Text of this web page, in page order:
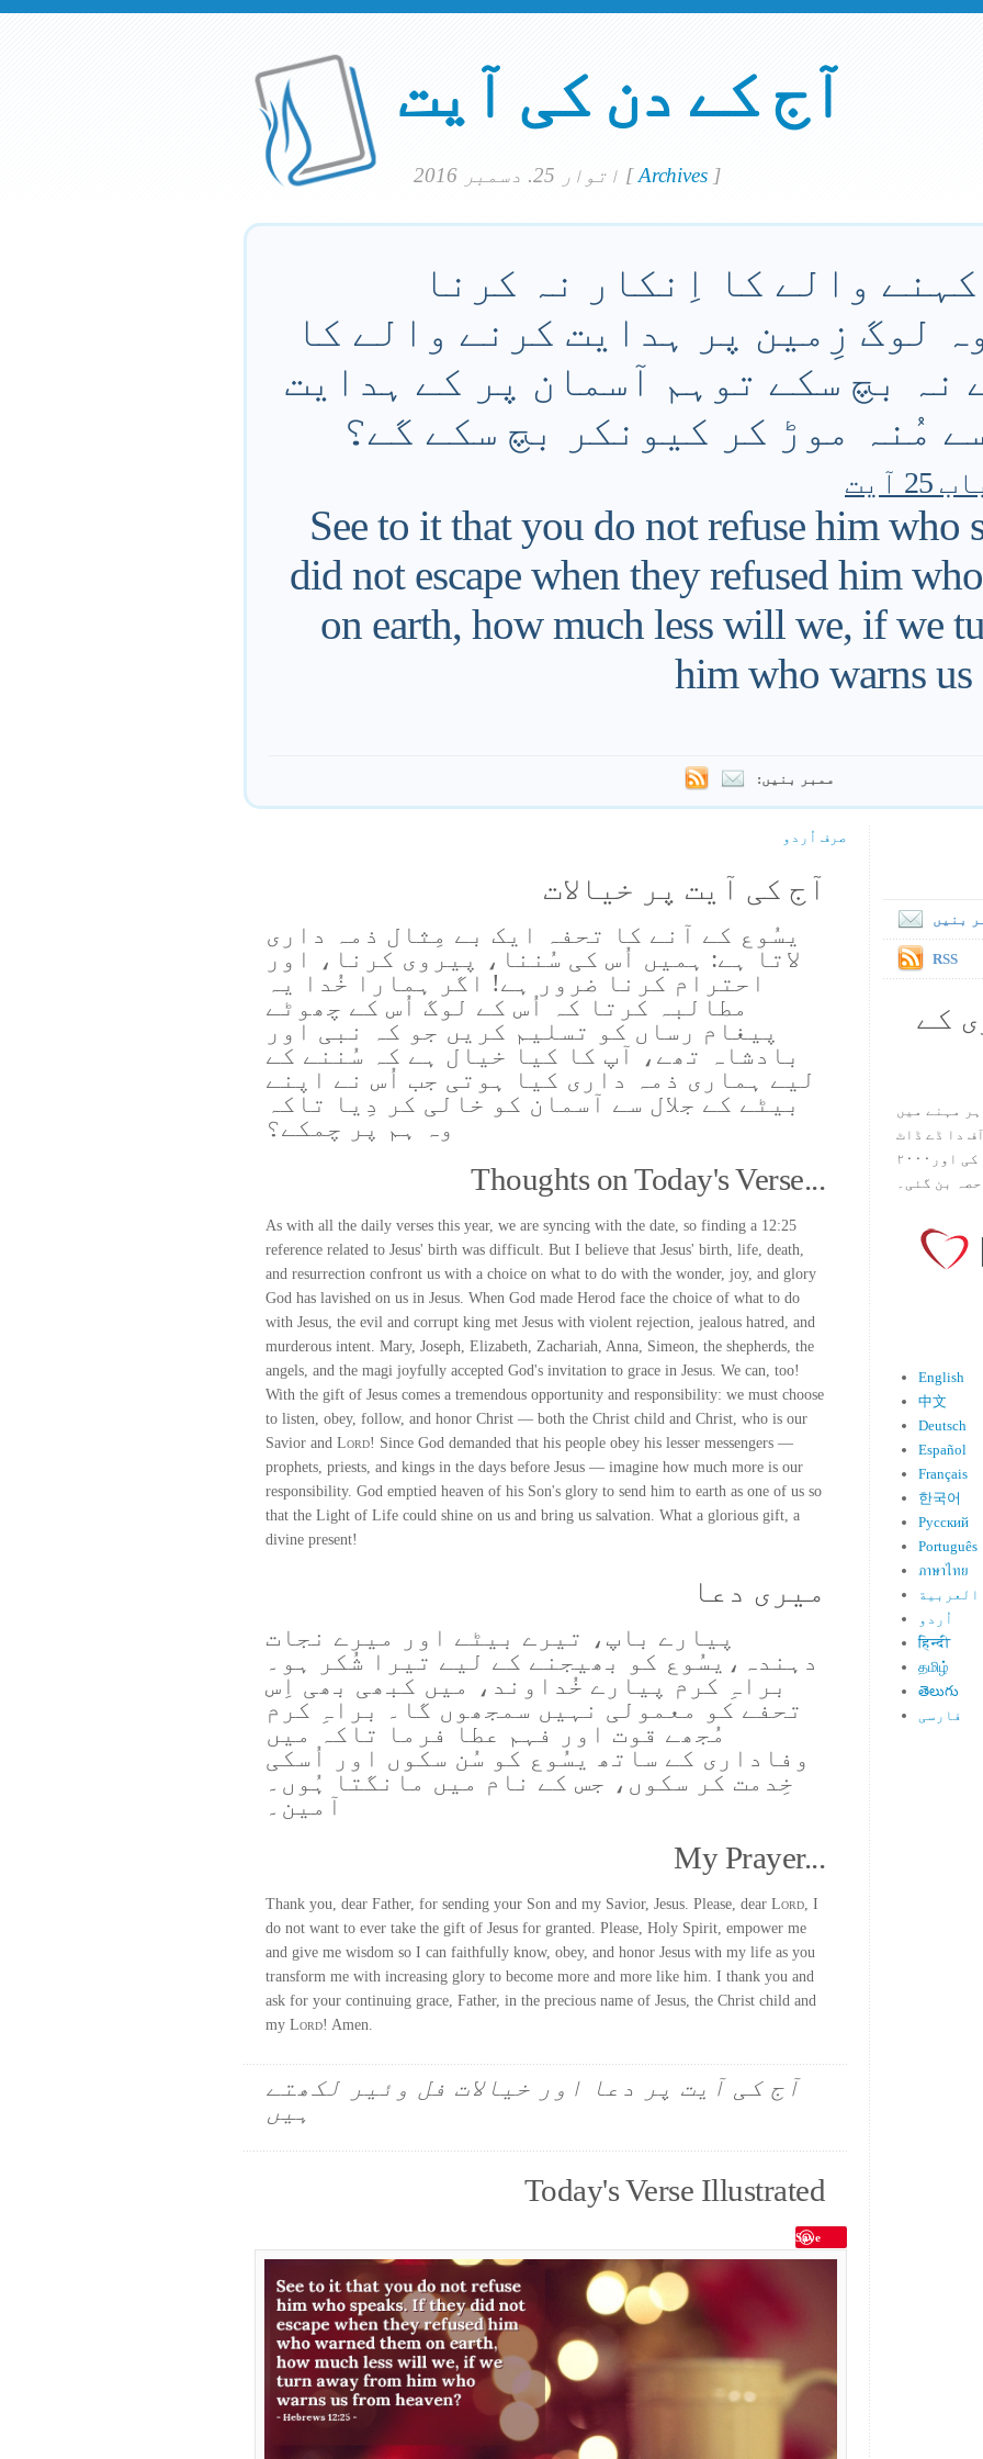
آج کے دن کی آیت
[Archives]
والے کا اِنکار نہ کرنا
لوگ زِمین پر ہدایت کرنے والے کا
نہ بچ سکے توہم آسمان پر کے ہدایت
مُنہ موڑ کر کیونکر بچ سکے گے؟
See to it that you do not refuse him who
did not escape when they refused him
on earth, how much less will we, if we
him who warns us
ممبر بنیں:
صرف اُردو
آج کی آیت پر خیالات
یسُوع کے آنے کا تحفہ ایک بے مِثال ذمہ داری
لاتا ہے: ہمیں اُس کی سُننا، پیروی کرنا، اور
احترام کرنا ضرور ہے! اگر ہمارا خُدا یہ
مطالبہ کرتا کہ اُس کے لوگ اُس کے چھوٹے
پیغام رساں کو تسلیم کریں جو کہ نبی اور
بادشاہ تھے، آپ کا کیا خیال ہے کہ سُننے کے
لیے ہماری ذمہ داری کیا ہوتی جب اُس نے اپنے
بیٹے کے جلال سے آسمان کو خالی کر دِیا تاکہ
وہ ہم پر چمکے؟
Thoughts on Today's Verse...
As with all the daily verses this year, we are syncing with the date, so finding a 12:25
reference related to Jesus' birth was difficult. But I believe that Jesus' birth, life, death,
and resurrection confront us with a choice on what to do with the wonder, joy, and glory
God has lavished on us in Jesus. When God made Herod face the choice of what to do
with Jesus, the evil and corrupt king met Jesus with violent rejection, jealous hatred, and
murderous intent. Mary, Joseph, Elizabeth, Zachariah, Anna, Simeon, the shepherds, the
angels, and the magi joyfully accepted God's invitation to grace in Jesus. We can, too!
With the gift of Jesus comes a tremendous opportunity and responsibility: we must choose
to listen, obey, follow, and honor Christ — both the Christ child and Christ, who is our
Savior and Lord! Since God demanded that his people obey his lesser messengers —
prophets, priests, and kings in the days before Jesus — imagine how much more is our
responsibility. God emptied heaven of his Son's glory to send him to earth as one of us so
that the Light of Life could shine on us and bring us salvation. What a glorious gift, a
divine present!
میری دعا
پیارے باپ، تیرے بیٹے اور میرے نجات
دہندہ،یسُوع کو بھیجنے کے لیے تیرا شُکر ہو۔
براہِ کرم پیارے خُداوند، میں کبھی بھی اِس
تحفے کو معمولی نہیں سمجھوں گا۔ براہِ کرم
مُجھے قوت اور فہم عطا فرما تاکہ میں
وفاداری کے ساتھ یسُوع کو سُن سکوں اور اُسکی
خِدمت کر سکوں، جس کے نام میں مانگتا ہُوں۔
آمین۔
My Prayer...
Thank you, dear Father, for sending your Son and my Savior, Jesus. Please, dear Lord, I
do not want to ever take the gift of Jesus for granted. Please, Holy Spirit, empower me
and give me wisdom so I can faithfully know, obey, and honor Jesus with my life as you
transform me with increasing glory to become more and more like him. I thank you and
ask for your continuing grace, Father, in the precious name of Jesus, the Christ child and
my Lord! Amen.
آج کی آیت پر دعا اور خیالات فل وئیر لکھتے
ہیں
Today's Verse Illustrated
Save
بنیں
RSS
کے
مہنے میں
آف دا ڈے ڈاٹ
کام ۱۹۹۸ میں بین سٹیڈ نے شروع کی اور۲۰۰۰
حصہ بن گئی۔
English
中文
Deutsch
Español
Français
한국어
Русский
Português
ภาษาไทย
العربية
اُردو
हिन्दी
தமிழ்
తెలుగు
فارسی